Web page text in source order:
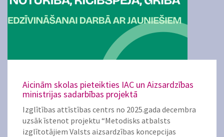
Aicinām skolas pieteikties IAC un Aizsardzības
ministrijas sadarbības projektā
Izglītības attīstības centrs no 2025.gada decembra
uzsāk īstenot projektu “Metodisks atbalsts
izglītotājiem Valsts aizsardzības koncepcijas